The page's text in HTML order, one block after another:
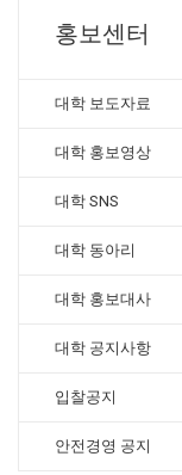
홍보센터
대학 보도자료
대학 홍보영상
대학 SNS
대학 동아리
대학 홍보대사
대학 공지사항
입찰공지
안전경영 공지